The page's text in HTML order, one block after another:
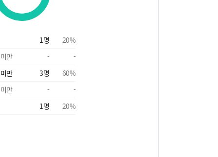
1 명 20%
만
-
-
만
3명 60%
만
-
-
1 명 20%